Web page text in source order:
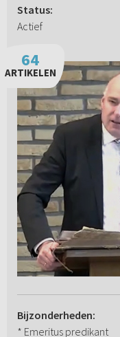
Status:
Actief
64
ARTIKELEN
Bijzonderheden:
* Emeritus predikant